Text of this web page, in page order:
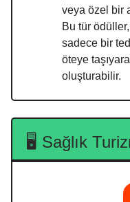
veya özel bir
Bu tür
sadece bir
öteye
oluşturabilir.
🖥️ Sağlık